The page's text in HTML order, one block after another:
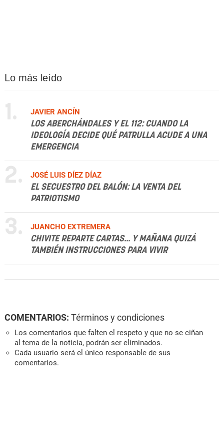
Lo más leído
1.
JAVIER ANCÍN
LOS ABERCHÁNDALES Y EL 112: CUANDO LA
IDEOLOGÍA DECIDE QUÉ PATRULLA ACUDE A UNA
EMERGENCIA
2.
JOSÉ LUIS DÍEZ DÍAZ
EL SECUESTRO DEL BALÓN: LA VENTA DEL
PATRIOTISMO
3.
JUANCHO EXTREMERA
CHIVITE REPARTE CARTAS... Y MAÑANA QUIZÁ
TAMBIÉN INSTRUCCIONES PARA VIVIR
COMENTARIOS: Términos y condiciones
Los comentarios que falten el respeto y que no se ciñan
al tema de la noticia, podrán ser eliminados.
Cada usuario será el único responsable de sus
comentarios.